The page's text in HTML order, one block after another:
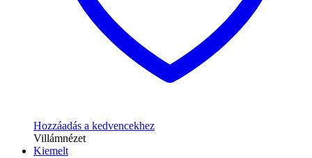
Hozzáadás a kedvencekhez
Villámnézet
Kiemelt